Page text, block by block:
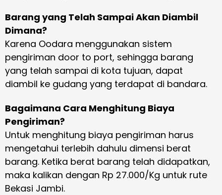
Barang yang Telah Sampai Akan Diambil
Dimana?
Karena Oodara menggunakan sistem
pengiriman door to port, sehingga barang
yang telah sampai di kota tujuan, dapat
diambil ke gudang yang terdapat di bandara.
Bagaimana Cara Menghitung Biaya
Pengiriman?
Untuk menghitung biaya pengiriman harus
mengetahui terlebih dahulu dimensi berat
barang. Ketika berat barang telah didapatkan,
maka kalikan dengan Rp 27.000/Kg untuk rute
Bekasi Jambi.